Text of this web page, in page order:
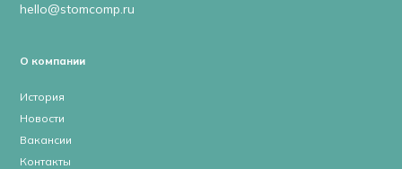
hello@stomcomp.ru
О компании
История
Новости
Вакансии
Контакты